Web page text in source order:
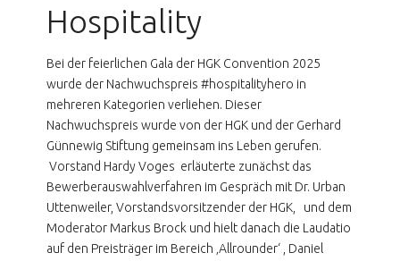
Hospitality
Bei der feierlichen Gala der HGK Convention 2025
wurde der Nachwuchspreis #hospitalityhero in
mehreren Kategorien verliehen. Dieser
Nachwuchspreis wurde von der HGK und der Gerhard
Günnewig Stiftung gemeinsam ins Leben gerufen.
Vorstand Hardy Voges erläuterte zunächst das
Bewerberauswahlverfahren im Gespräch mit Dr. Urban
Uttenweiler, Vorstandsvorsitzender der HGK, und dem
Moderator Markus Brock und hielt danach die Laudatio
auf den Preisträger im Bereich ‚Allrounder‘ , Daniel